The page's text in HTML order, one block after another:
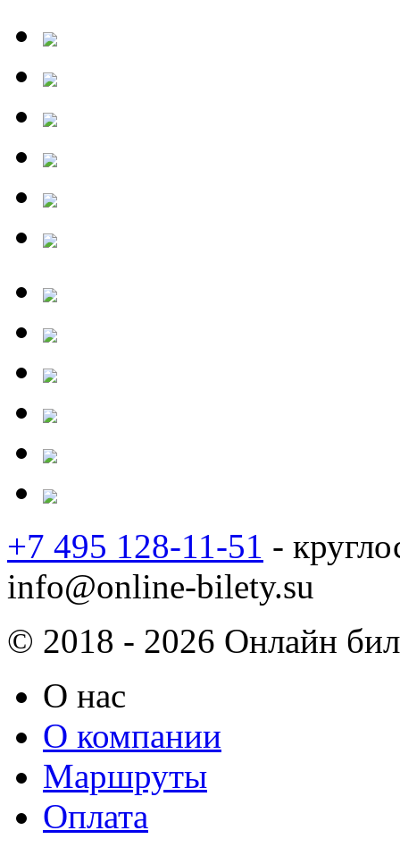
+7 495 128-11-51 -
info@online-bilety.su
© 2018 - 2026 Онлайн
О нас
О компании
Маршруты
Оплата